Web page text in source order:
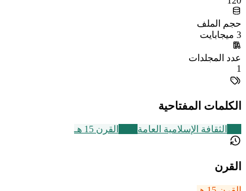
حجم الملف
3 ميجابايت
عدد المجلدات
1
الكلمات المفتاحية
الثقافة الإسلامية العامة القرن 15 هـ
القرن